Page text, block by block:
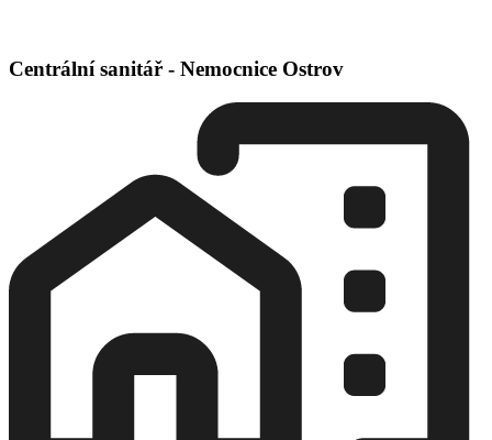
Centrální sanitář - Nemocnice Ostrov